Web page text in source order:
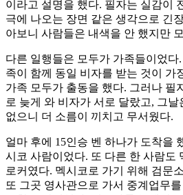
이라고 설명을 했다. 필자는 실감이
극에 나오는 장면 같은 생각으로 긴
아보니 사람들은 내색을 안 했지만
다른 일행들은 모두가 가족들이었
족이 함께 동일 비자를 받는 것이 가
가족 모두가 출동을 했다. 그러나 필
로 늦게 와 비자가 서로 달랐고, 그날
없으니 더 소름이 끼치고 무서웠다.
얼마 후에 15인승 벤 하나가 도착을
시코 사람이었다. 또 다른 한 사람도
로커였다. 멕시코로 가기 위해 검문
또 그곳 영사관으로 가서 중계업무